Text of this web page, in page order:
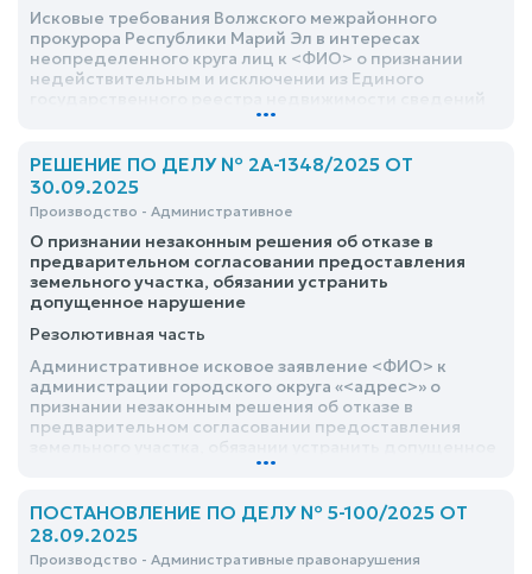
Исковые требования Волжского межрайонного
прокурора Республики Марий Эл в интересах
неопределенного круга лиц к <ФИО> о признании
недействительным и исключении из Единого
об описании местоположения границ и координатах
...
РЕШЕНИЕ ПО ДЕЛУ № 2А-1348/2025 ОТ
30.09.2025
Производство - Административное
О признании незаконным решения об отказе в
предварительном согласовании предоставления
земельного участка, обязании устранить
допущенное нарушение
Резолютивная часть
Административное исковое заявление <ФИО> к
администрации городского округа «<адрес>» о
признании незаконным решения об отказе в
предварительном согласовании предоставления
нарушение, удовлетворить...
ПОСТАНОВЛЕНИЕ ПО ДЕЛУ № 5-100/2025 ОТ
28.09.2025
Производство - Административные правонарушения